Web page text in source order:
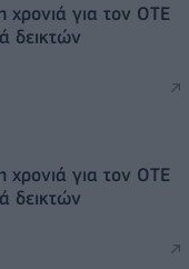
χρονιά για τον ΟΤΕ
δεικτών
χρονιά για τον ΟΤΕ
δεικτών